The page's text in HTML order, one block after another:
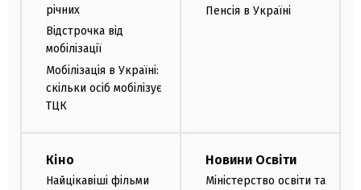
річних
Відстрочка від
мобілізації
Мобілізація в Україні:
скільки осіб мобілізує
ТЦК
Пенсія в Україні
Кіно
Найцікавіші фільми
Новини Освіти
Міністерство освіти та